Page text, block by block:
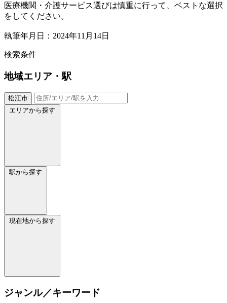
医療機関・介護サービス選びは慎重に行って、ベストな選択
をしてください。
執筆年月日：2024年11月14日
検索条件
地域エリア・駅
松江市
エリアから探す
駅から探す
現在地から探す
ジャンル／キーワード